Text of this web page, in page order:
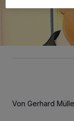
Von Gerhard